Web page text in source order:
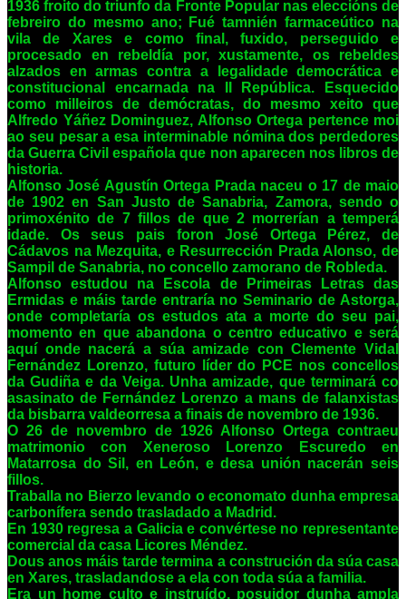
1936 froito do triunfo da Fronte Popular nas eleccións de
febreiro do mesmo ano; Fué tamnién farmaceútico na
vila de Xares e como final, fuxido, perseguido e
procesado en rebeldía por, xustamente, os rebeldes
alzados en armas contra a legalidade democrática e
constitucional encarnada na II República. Esquecido
como milleiros de demócratas, do mesmo xeito que
Alfredo Yáñez Dominguez, Alfonso Ortega pertence moi
ao seu pesar a esa interminable nómina dos perdedores
da Guerra Civil española que non aparecen nos libros de
historia.
Alfonso José Agustín Ortega Prada naceu o 17 de maio
de 1902 en San Justo de Sanabria, Zamora, sendo o
primoxénito de 7 fillos de que 2 morrerían a temperá
idade. Os seus pais foron José Ortega Pérez, de
Cádavos na Mezquita, e Resurrección Prada Alonso, de
Sampil de Sanabria, no concello zamorano de Robleda.
Alfonso estudou na Escola de Primeiras Letras das
Ermidas e máis tarde entraría no Seminario de Astorga,
onde completaría os estudos ata a morte do seu pai,
momento en que abandona o centro educativo e será
aquí onde nacerá a súa amizade con Clemente Vidal
Fernández Lorenzo, futuro líder do PCE nos concellos
da Gudiña e da Veiga. Unha amizade, que terminará co
asasinato de Fernández Lorenzo a mans de falanxistas
da bisbarra valdeorresa a finais de novembro de 1936.
O 26 de novembro de 1926 Alfonso Ortega contraeu
matrimonio con Xeneroso Lorenzo Escuredo en
Matarrosa do Sil, en León, e desa unión nacerán seis
fillos.
Traballa no Bierzo levando o economato dunha empresa
carbonífera sendo trasladado a Madrid.
En 1930 regresa a Galicia e convértese no representante
comercial da casa Licores Méndez.
Dous anos máis tarde termina a construción da súa casa
en Xares, trasladandose a ela con toda súa a familia.
Era un home culto e instruído, posuidor dunha ampla